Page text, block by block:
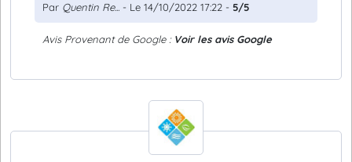
Par Quentin Re... - Le 14/10/2022 17:22 - 5/5
Avis Provenant de Google : Voir les avis Google